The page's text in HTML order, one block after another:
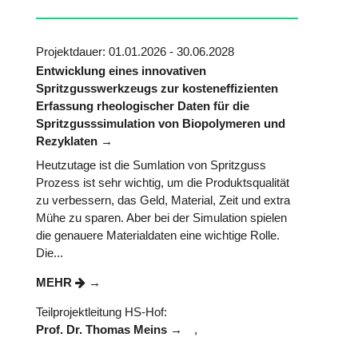
Projektdauer: 01.01.2026 - 30.06.2028
Entwicklung eines innovativen
Spritzgusswerkzeugs zur kosteneffizienten
Erfassung rheologischer Daten für die
Spritzgusssimulation von Biopolymeren und
Rezyklaten
Heutzutage ist die Sumlation von Spritzguss
Prozess ist sehr wichtig, um die Produktsqualität
zu verbessern, das Geld, Material, Zeit und extra
Mühe zu sparen. Aber bei der Simulation spielen
die genauere Materialdaten eine wichtige Rolle.
Die...
MEHR
Teilprojektleitung HS-Hof:
Prof. Dr. Thomas Meins
,